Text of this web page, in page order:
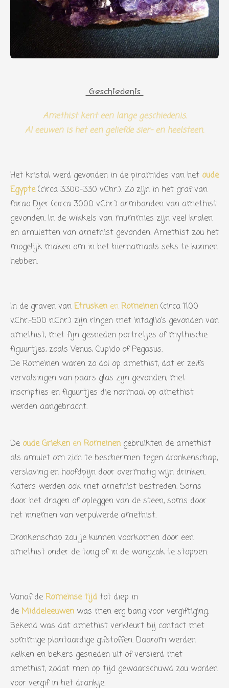
Geschiedenis
Amethist kent een lange geschiedenis.
Al eeuwen is het een geliefde sier- en heelsteen.
Het kristal werd gevonden in de piramides van het oude
Egypte (circa 3300-330 v.Chr.). Zo zijn in het graf van
farao Djer (circa 3000 v.Chr.) armbanden van amethist
gevonden. In de wikkels van mummies zijn veel kralen
en amuletten van amethist gevonden. Amethist zou het
mogelijk maken om in het hiernamaals seks te kunnen
hebben.
In de graven van Etrusken en Romeinen (circa 1100
v.Chr.-500 n.Chr.) zijn ringen met intaglio’s gevonden van
amethist, met fijn gesneden portretjes of mythische
figuurtjes, zoals Venus, Cupido of Pegasus.
De Romeinen waren zo dol op amethist, dat er zelfs
vervalsingen van paars glas zijn gevonden, met
inscripties en figuurtjes die normaal op amethist
werden aangebracht.
De oude Grieken en Romeinen gebruikten de amethist
als amulet om zich te beschermen tegen dronkenschap,
verslaving en hoofdpijn door overmatig wijn drinken.
Katers werden ook met amethist bestreden. Soms
door het dragen of opleggen van de steen, soms door
het innemen van verpulverde amethist.
Dronkenschap zou je kunnen voorkomen door een
amethist onder de tong of in de wangzak te stoppen.
Vanaf de Romeinse tijd tot diep in
de Middeleeuwen was men erg bang voor vergiftiging.
Bekend was dat amethist verkleurt bij contact met
sommige plantaardige gifstoffen. Daarom werden
kelken en bekers gesneden uit of versierd met
amethist, zodat men op tijd gewaarschuwd zou worden
voor vergif in het drankje.